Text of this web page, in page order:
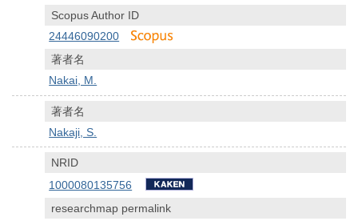
Scopus Author ID
24446090200
著者名
Nakai, M.
著者名
Nakaji, S.
NRID
1000080135756
researchmap permalink